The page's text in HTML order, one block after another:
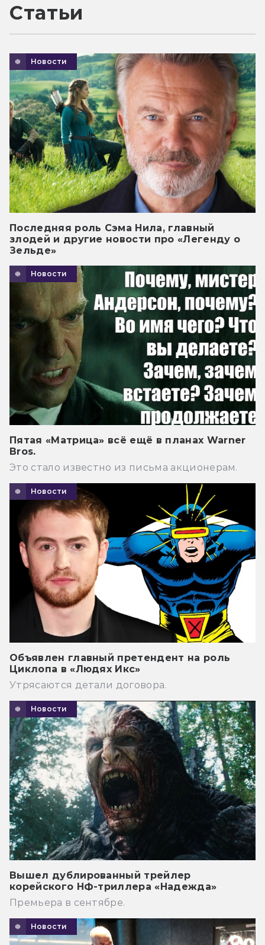
Статьи
Новости
Последняя роль Сэма Нила, главный
злодей и другие новости про «Легенду о
Зельде»
Новости
Пятая «Матрица» всё ещё в планах Warner
Bros.
Это стало известно из письма акционерам.
Новости
Объявлен главный претендент на роль
Циклопа в «Людях Икс»
Утрясаются детали договора.
Новости
Вышел дублированный трейлер
корейского НФ-триллера «Надежда»
Премьера в сентябре.
Новости